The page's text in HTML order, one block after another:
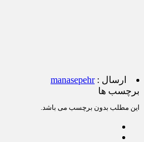
ارسال :manasepehr
برچسب ها
این مطلب بدون برچسب می باشد.